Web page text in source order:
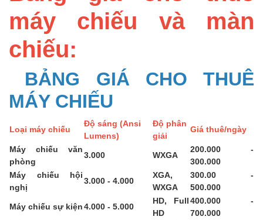
máy chiếu và màn
chiếu:
BẢNG GIÁ CHO THUÊ
MÁY CHIẾU
Loại máy chiếu
Độ sáng (Ansi
Lumens)
Độ phân
giải
Giá thuê/ngày
Máy chiếu văn
phòng
3.000 WXGA
200.000 -
300.000
Máy chiếu hội
nghị
3.000 - 4.000
XGA,
WXGA
300.00 -
500.000
Máy chiếu sự kiện4.000 - 5.000
HD, Full
HD
400.000 -
700.000